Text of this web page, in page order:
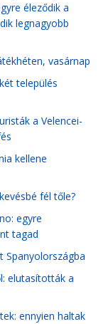
éleződik a
legnagyobb
vasárnap
település
a Velencei-
kellene
fél tőle?
egyre
tagad
Spanyolországba
elutasították a
ennyien haltak